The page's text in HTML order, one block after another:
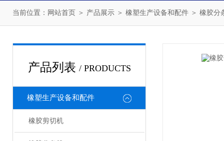
当前位置： 网站首页 ＞ 产品展示 ＞ 橡塑生产设备和配件 ＞ 橡胶分
产品列表 / PRODUCTS
橡塑生产设备和配件
橡胶剪切机